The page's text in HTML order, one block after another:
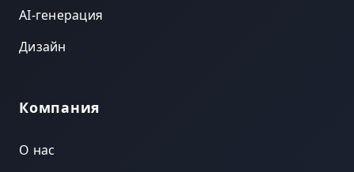
AI-генерация
Дизайн
Компания
О нас